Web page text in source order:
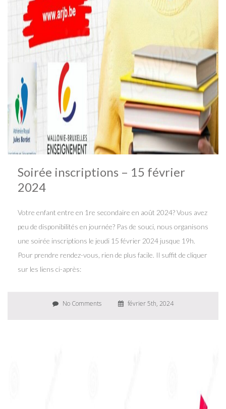
Soirée inscriptions – 15 février
2024
Votre enfant entre en 1re secondaire en août 2024? Vous avez
peu de disponibilités en journée? Pas de souci, nous organisons
une soirée inscriptions le jeudi 15 février 2024 jusque 19h.
Pour prendre rendez-vous, rien de plus facile. Il suffit de cliquer
sur les liens ci-après:
No Comments février 5th, 2024